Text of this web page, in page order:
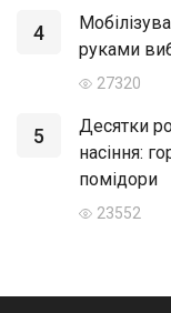
4
руками
27320
5
Десятки
насіння:
помідори
23552